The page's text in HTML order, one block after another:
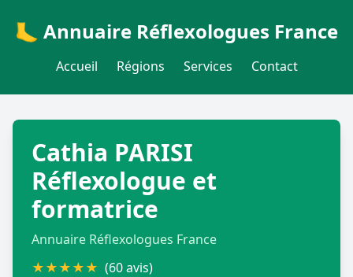
🦶 Annuaire Réflexologues France
Accueil Régions Services Contact
Cathia PARISI
Réflexologue et
formatrice
Annuaire Réflexologues France
★★★★★ (60 avis)